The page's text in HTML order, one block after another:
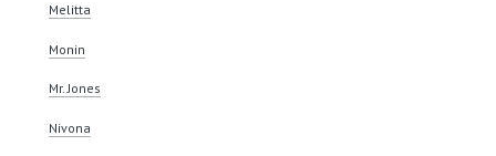
Melitta
Monin
Mr. Jones
Nivona